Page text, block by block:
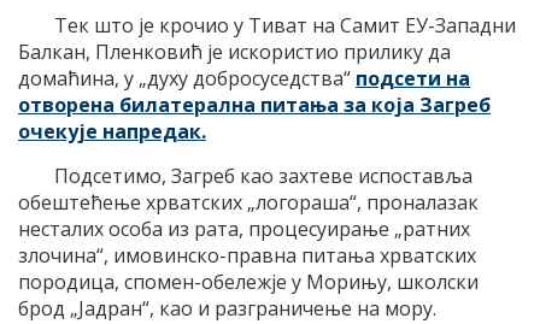
Тек што је крочио у Тиват на Самит ЕУ-Западни
Балкан, Пленковић је искористио прилику да
домаћина, у „духу добросуседства“ подсети на
отворена билатерална питања за која Загреб
очекује напредак.
Подсетимо, Загреб као захтеве испоставља
обештећење хрватских „логораша“, проналазак
несталих особа из рата, процесуирање „ратних
злочина“, имовинско-правна питања хрватских
породица, спомен-обележје у Морињу, школски
брод „Јадран“, као и разграничење на мору.